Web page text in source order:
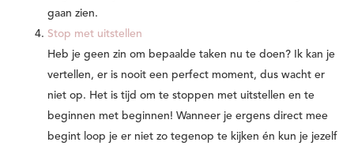
gaan zien.
Stop met uitstellen
Heb je geen zin om bepaalde taken nu te doen? Ik kan je
vertellen, er is nooit een perfect moment, dus wacht er
niet op. Het is tijd om te stoppen met uitstellen en te
beginnen met beginnen! Wanneer je ergens direct mee
begint loop je er niet zo tegenop te kijken én kun je jezelf